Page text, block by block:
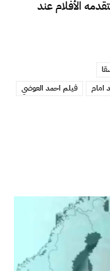
انتظار ما ستقدمه الأفلام عند
امام
فيلم احمد العوضي